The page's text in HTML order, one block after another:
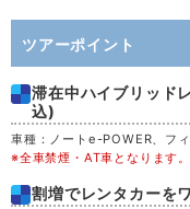
月 17
火 18
水 19
ツアーポイント
滞在中ハイブリッド
込)
車種：ノートe-POWER、フ
※全車禁煙・AT車となります。
割増でレンタカーを